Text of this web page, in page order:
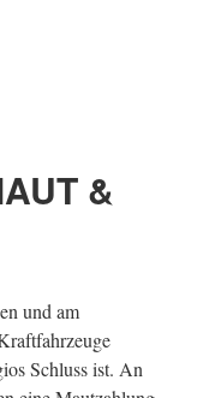
&
und am
Schluss ist. An